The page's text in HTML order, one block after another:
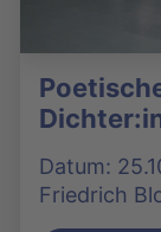
Datum:
Friedrich